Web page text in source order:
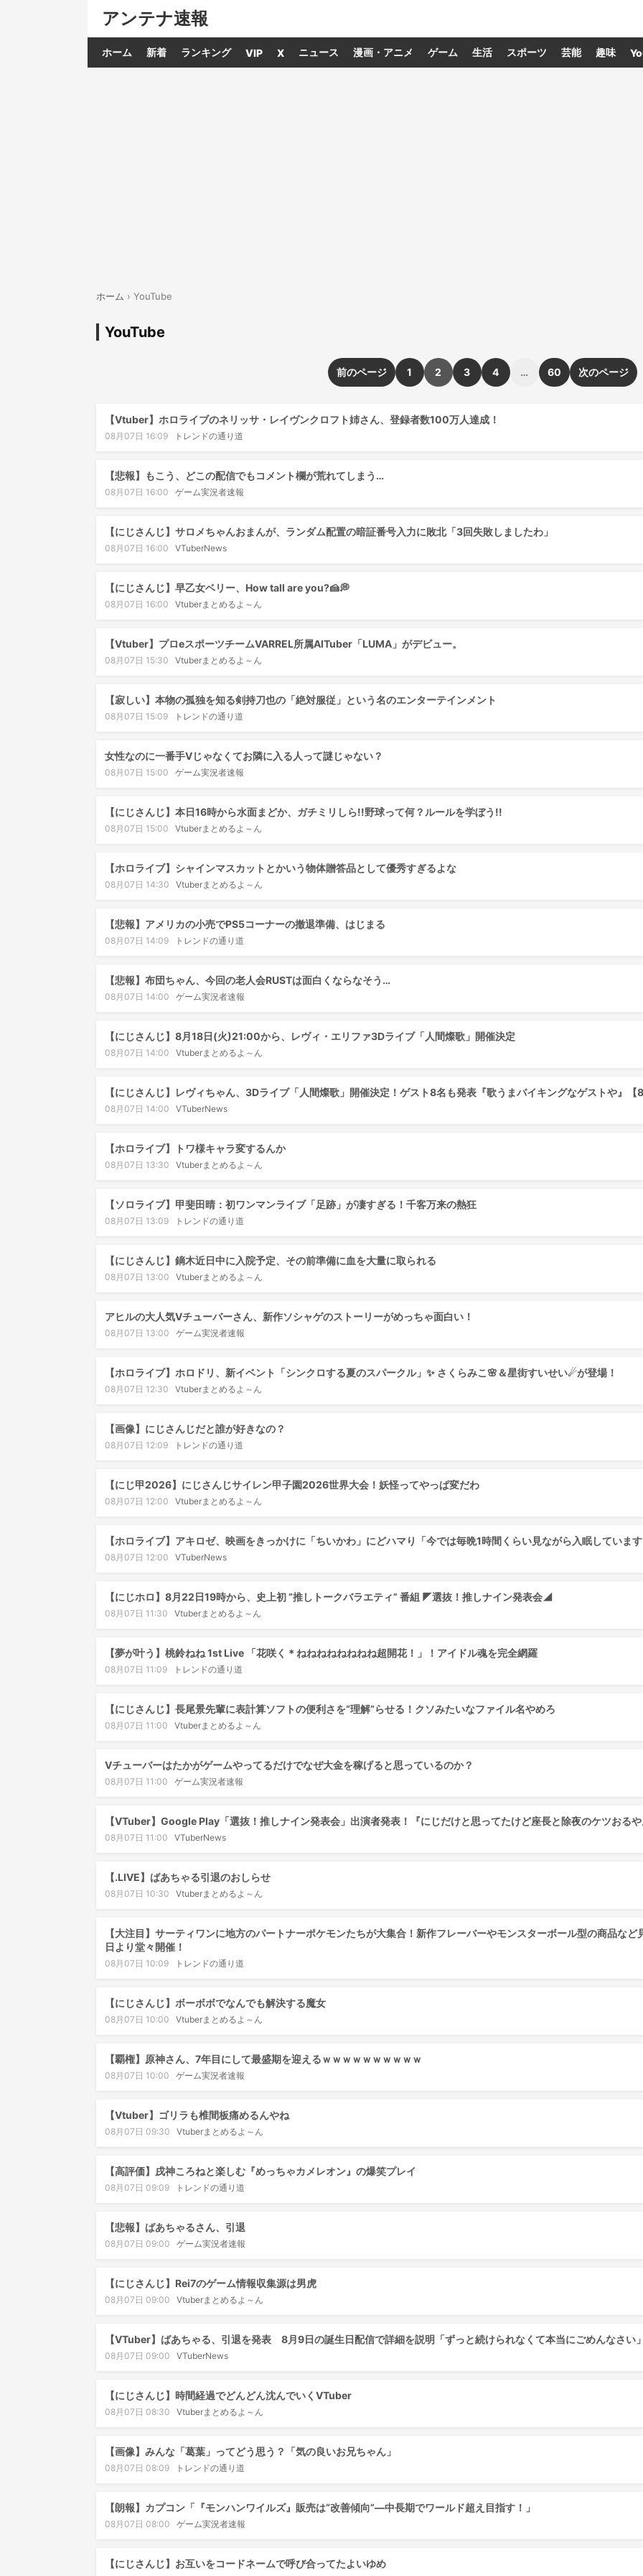
アンテナ速報
ホーム 新着 ランキング VIP X ニュース 漫画・アニメ ゲーム 生活 スポーツ 芸能 趣味
ホーム › YouTube
YouTube
前のページ 1 2 3 4 … 60 次のページ
【Vtuber】ホロライブのネリッサ・レイヴンクロフト姉さん、登録者数100万人達成！
08月07日 16:09 トレンドの通り道
【悲報】もこう、どこの配信でもコメント欄が荒れてしまう…
08月07日 16:00 ゲーム実況者速報
【にじさんじ】サロメちゃんおまんが、ランダム配置の暗証番号入力に敗北「3回失敗しましたわ」
08月07日 16:00 VTuberNews
【にじさんじ】早乙女ベリー、How tall are you?🍰💭
08月07日 16:00 Vtuberまとめるよ～ん
【Vtuber】プロeスポーツチームVARREL所属AITuber「LUMA」がデビュー。
08月07日 15:30 Vtuberまとめるよ～ん
【寂しい】本物の孤独を知る剣持刀也の「絶対服従」という名のエンターテインメント
08月07日 15:09 トレンドの通り道
女性なのに一番手Vじゃなくてお隣に入る人って謎じゃない？
08月07日 15:00 ゲーム実況者速報
【にじさんじ】本日16時から水面まどか、ガチミリしら!!野球って何？ルールを学ぼう!!
08月07日 15:00 Vtuberまとめるよ～ん
【ホロライブ】シャインマスカットとかいう物体贈答品として優秀すぎるよな
08月07日 14:30 Vtuberまとめるよ～ん
【悲報】アメリカの小売でPS5コーナーの撤退準備、はじまる
08月07日 14:09 トレンドの通り道
【悲報】布団ちゃん、今回の老人会RUSTは面白くならなそう…
08月07日 14:00 ゲーム実況者速報
【にじさんじ】8月18日(火)21:00から、レヴィ・エリファ3Dライブ「人間燦歌」開催決定
08月07日 14:00 Vtuberまとめるよ～ん
【にじさんじ】レヴィちゃん、3Dライブ「人間燦歌」開催決定！ゲスト8名も発表『歌うまバイキングなゲストや』
08月07日 14:00 VTuberNews
【ホロライブ】トワ様キャラ変するんか
08月07日 13:30 Vtuberまとめるよ～ん
【ソロライブ】甲斐田晴：初ワンマンライブ「足跡」が凄すぎる！千客万来の熱狂
08月07日 13:09 トレンドの通り道
【にじさんじ】鏑木近日中に入院予定、その前準備に血を大量に取られる
08月07日 13:00 Vtuberまとめるよ～ん
アヒルの大人気Vチューバーさん、新作ソシャゲのストーリーがめっちゃ面白い！
08月07日 13:00 ゲーム実況者速報
【ホロライブ】ホロドリ、新イベント「シンクロする夏のスパークル」✨ さくらみこ🌸＆星街すいせい☄が登場！
08月07日 12:30 Vtuberまとめるよ～ん
【画像】にじさんじだと誰が好きなの？
08月07日 12:09 トレンドの通り道
【にじ甲2026】にじさんじサイレン甲子園2026世界大会！妖怪ってやっぱ変だわ
08月07日 12:00 Vtuberまとめるよ～ん
【ホロライブ】アキロゼ、映画をきっかけに「ちいかわ」にどハマり「今では毎晩1時間くらい見ながら入眠していま
08月07日 12:00 VTuberNews
【にじホロ】8月22日19時から、史上初 ”推しトークバラエティ” 番組 ◤選抜！推しナイン発表会◢
08月07日 11:30 Vtuberまとめるよ～ん
【夢が叶う】桃鈴ねね 1st Live 「花咲く＊ねねねねねねねね超開花！」！アイドル魂を完全網羅
08月07日 11:09 トレンドの通り道
【にじさんじ】長尾景先輩に表計算ソフトの便利さを“理解”らせる！クソみたいなファイル名やめろ
08月07日 11:00 Vtuberまとめるよ～ん
Vチューバーはたかがゲームやってるだけでなぜ大金を稼げると思っているのか？
08月07日 11:00 ゲーム実況者速報
【VTuber】Google Play「選抜！推しナイン発表会」出演者発表！『にじだけと思ってたけど座長と除夜のケツおる
08月07日 11:00 VTuberNews
【.LIVE】ばあちゃる引退のおしらせ
08月07日 10:30 Vtuberまとめるよ～ん
【大注目】サーティワンに地方のパートナーポケモンたちが大集合！新作フレーバーやモンスターボール型の商品な
日より堂々開催！
08月07日 10:09 トレンドの通り道
【にじさんじ】ボーボボでなんでも解決する魔女
08月07日 10:00 Vtuberまとめるよ～ん
【覇権】原神さん、7年目にして最盛期を迎えるｗｗｗｗｗｗｗｗｗｗ
08月07日 10:00 ゲーム実況者速報
【Vtuber】ゴリラも椎間板痛めるんやね
08月07日 09:30 Vtuberまとめるよ～ん
【高評価】戌神ころねと楽しむ『めっちゃカメレオン』の爆笑プレイ
08月07日 09:09 トレンドの通り道
【悲報】ばあちゃるさん、引退
08月07日 09:00 ゲーム実況者速報
【にじさんじ】Rei7のゲーム情報収集源は男虎
08月07日 09:00 Vtuberまとめるよ～ん
【VTuber】ばあちゃる、引退を発表 8月9日の誕生日配信で詳細を説明「ずっと続けられなくて本当にごめんなさ
08月07日 09:00 VTuberNews
【にじさんじ】時間経過でどんどん沈んでいくVTuber
08月07日 08:30 Vtuberまとめるよ～ん
【画像】みんな「葛葉」ってどう思う？「気の良いお兄ちゃん」
08月07日 08:09 トレンドの通り道
【朗報】カプコン「『モンハンワイルズ』販売は“改善傾向”―中長期でワールド超え目指す！」
08月07日 08:00 ゲーム実況者速報
【にじさんじ】お互いをコードネームで呼び合ってたよいゆめ